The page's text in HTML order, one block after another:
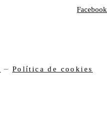
Facebook
– Política de cookies